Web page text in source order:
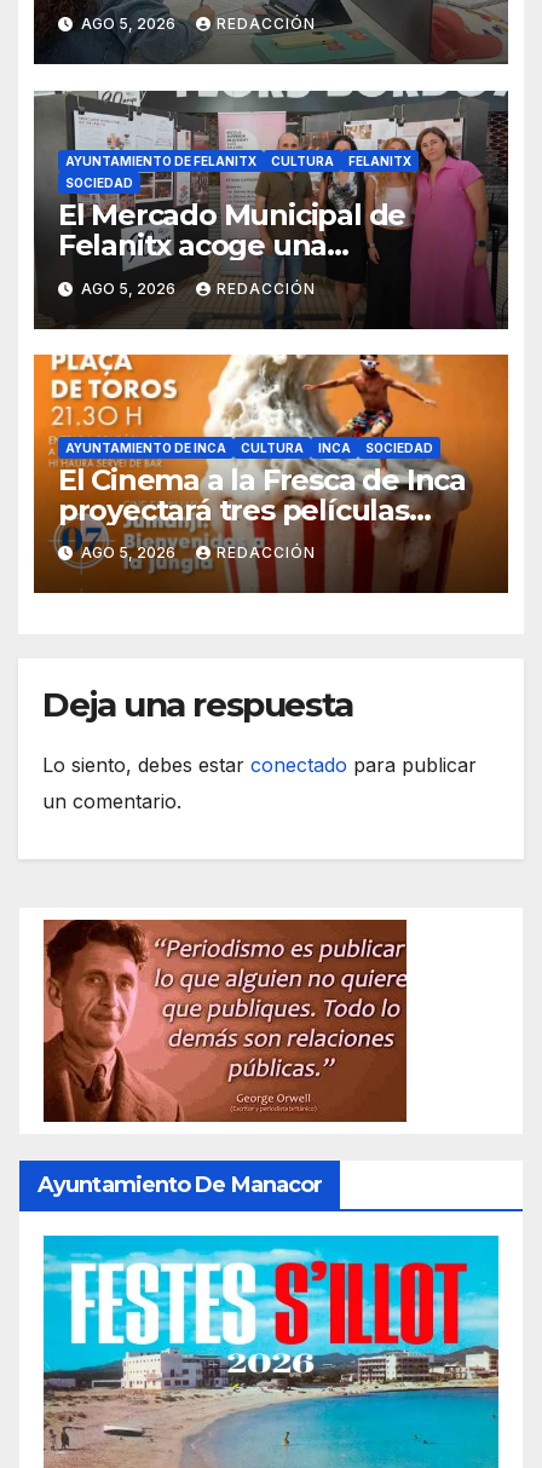
AGO 5, 2026 REDACCIÓN
AYUNTAMIENTO DE FELANITX CULTURA
FELANITX
SOCIEDAD
El Mercado Municipal de
Felanitx acoge una
exposición con propuestas de
diseño de la EASDIB
AGO 5, 2026 REDACCIÓN
AYUNTAMIENTO DE INCA CULTURA INCA SOCIEDAD
El Cinema a la Fresca de Inca
proyectará tres películas
solidarias en la plaza de toros
AGO 5, 2026 REDACCIÓN
Deja una respuesta
Lo siento, debes estar conectado para publicar
un comentario.
Ayuntamiento De Manacor